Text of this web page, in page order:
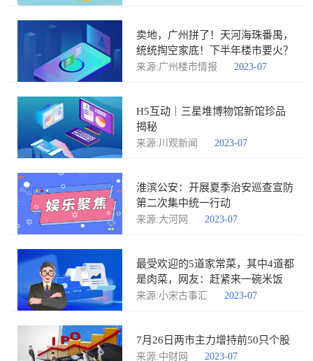
卖地，广州拼了！天河海珠番禺，
统统掏空家底！下半年楼市要火？
来源:广州楼市情报 2023-07
H5互动｜三星堆博物馆新馆珍品
揭秘
来源:川观新闻 2023-07
淮滨公安：开展夏季治安巡查宣防
第二次集中统一行动
来源:大河网 2023-07
最受欢迎的5道家常菜，其中4道都
是肉菜，网友：赶紧来一碗米饭
来源:小宋古事汇 2023-07
7月26日两市主力增持前50只个股
来源:中财网 2023-07